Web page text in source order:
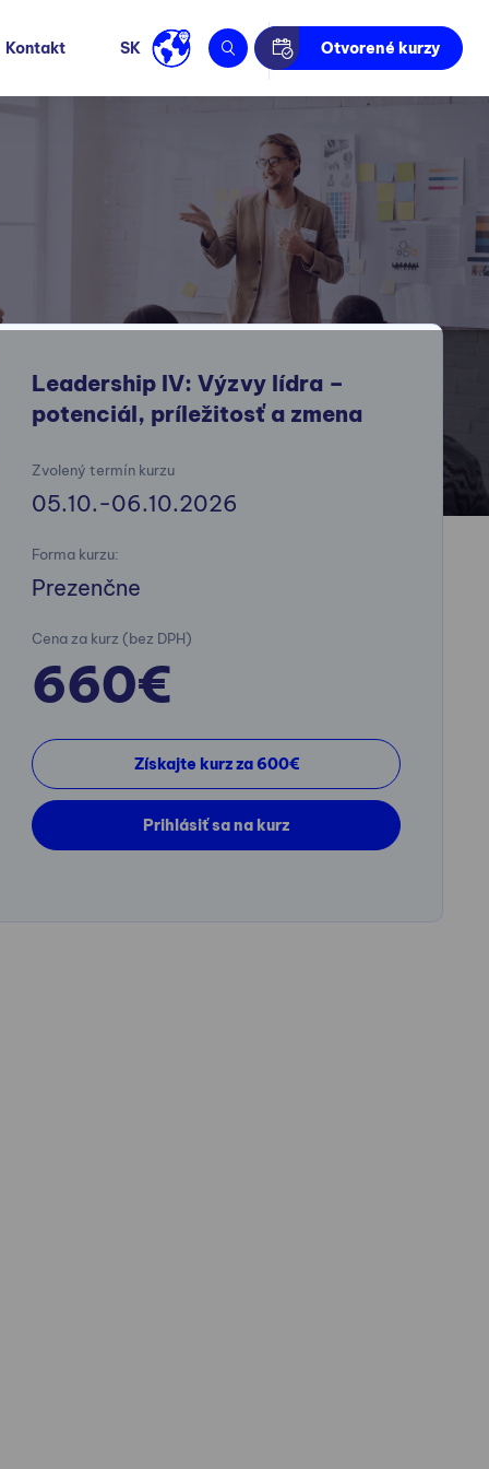
Kontakt SK Otvorené kurzy
Leadership IV: Výzvy lídra –
potenciál, príležitosť a zmena
Zvolený termín kurzu
05.10.-06.10.2026
Forma kurzu:
Prezenčne
Cena za kurz (bez DPH)
660€
Získajte kurz za 600€
Prihlásiť sa na kurz